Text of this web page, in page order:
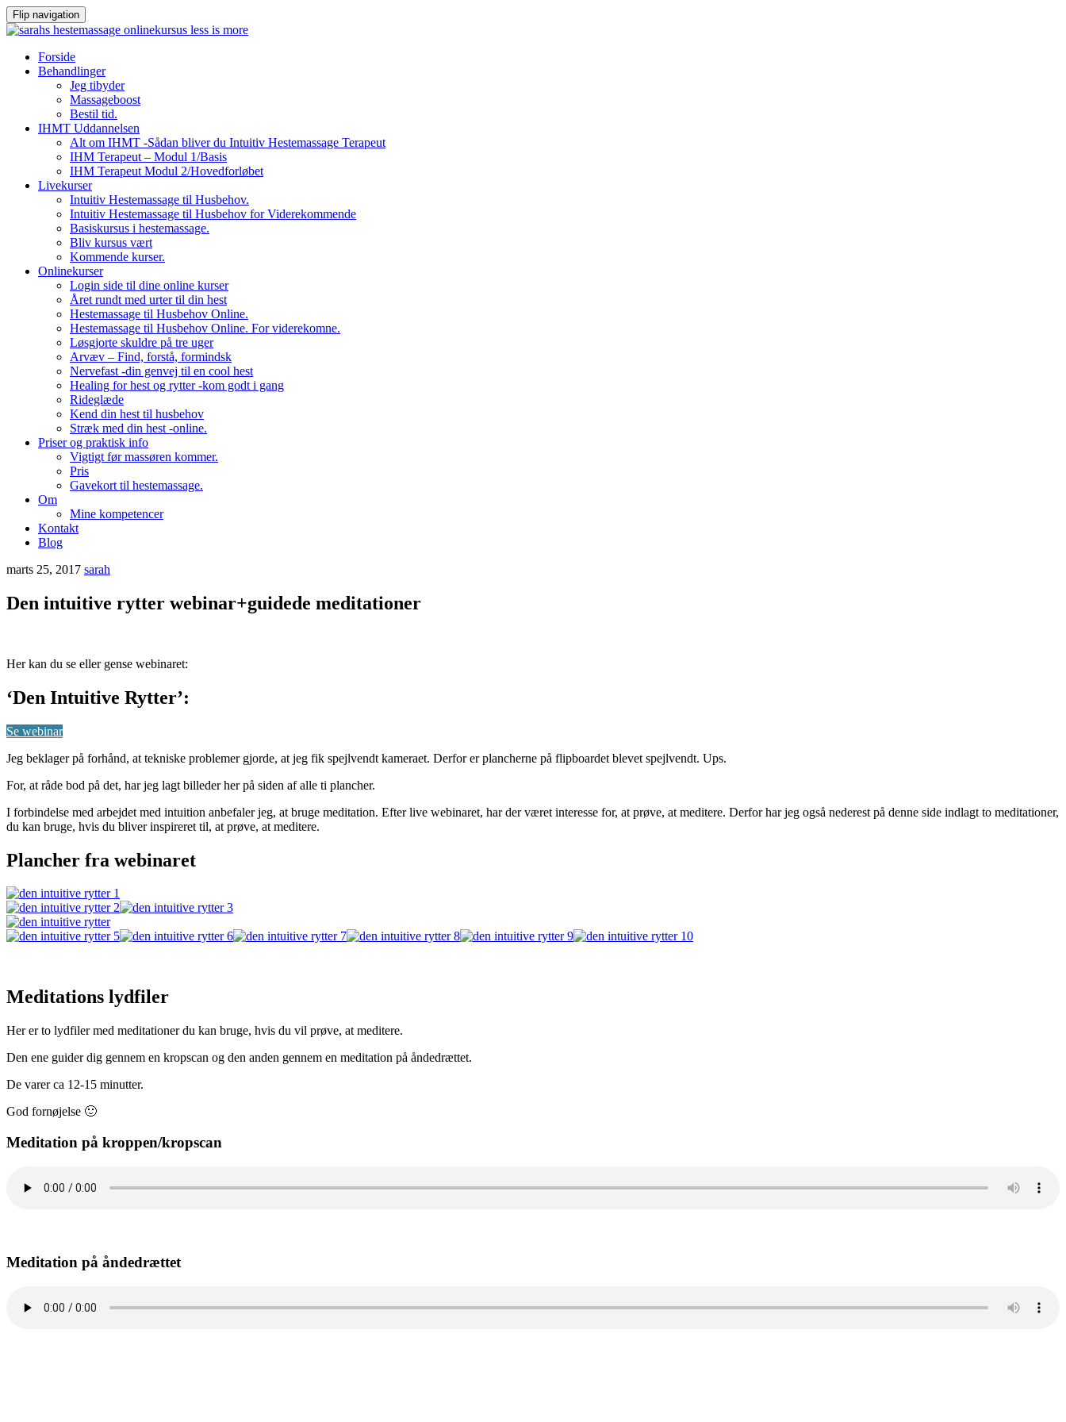
Flip navigation
VidereForside
Behandlinger
Jeg tibyder
Massageboost
Bestil tid.
IHMT Uddannelsen
Alt om IHMT -Sådan bliver du Intuitiv Hestemassage Terapeut
IHM Terapeut – Modul 1/Basis
IHM Terapeut Modul 2/Hovedforløbet
Livekurser
Intuitiv Hestemassage til Husbehov.
Intuitiv Hestemassage til Husbehov for Viderekommende
Basiskursus i hestemassage.
Bliv kursus vært
Kommende kurser.
Onlinekurser
Login side til dine online kurser
Året rundt med urter til din hest
Hestemassage til Husbehov Online.
Hestemassage til Husbehov Online. For viderekomne.
Løsgjorte skuldre på tre uger
Arvæv – Find, forstå, formindsk
Nervefast -din genvej til en cool hest
Healing for hest og rytter -kom godt i gang
Rideglæde
Kend din hest til husbehov
Stræk med din hest -online.
Priser og praktisk info
Vigtigt før massøren kommer.
Pris
Gavekort til hestemassage.
Om
Mine kompetencer
Kontakt
Blog
marts 25, 2017 sarah
Den intuitive rytter webinar+guidede meditationer
Her kan du se eller gense webinaret:
‘Den Intuitive Rytter’:
Se webinar
Jeg beklager på forhånd, at tekniske problemer gjorde, at jeg fik spejlvendt kameraet. Derfor er plancherne på flipboardet blevet spejlvendt. Ups.
For, at råde bod på det, har jeg lagt billeder her på siden af alle ti plancher.
I forbindelse med arbejdet med intuition anbefaler jeg, at bruge meditation. Efter live webinaret, har der været interesse for, at prøve, at meditere. Derfor har jeg også nederest på denne side indlagt to meditationer,
du kan bruge, hvis du bliver inspireret til, at prøve, at meditere.
Plancher fra webinaret
Meditations lydfiler
Her er to lydfiler med meditationer du kan bruge, hvis du vil prøve, at meditere.
Den ene guider dig gennem en kropscan og den anden gennem en meditation på åndedrættet.
De varer ca 12-15 minutter.
God fornøjelse 🙂
Meditation på kroppen/kropscan
Meditation på åndedrættet